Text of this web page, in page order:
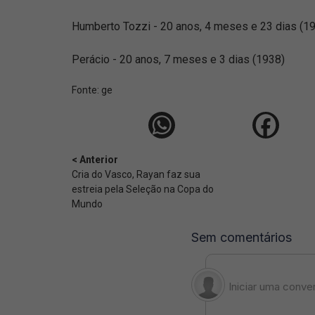
Humberto Tozzi - 20 anos, 4 meses e 23 dias
Perácio - 20 anos, 7 meses e 3 dias (1938)
Fonte: ge
< Anterior
Cria do Vasco, Rayan faz sua
estreia pela Seleção na Copa do
Mundo